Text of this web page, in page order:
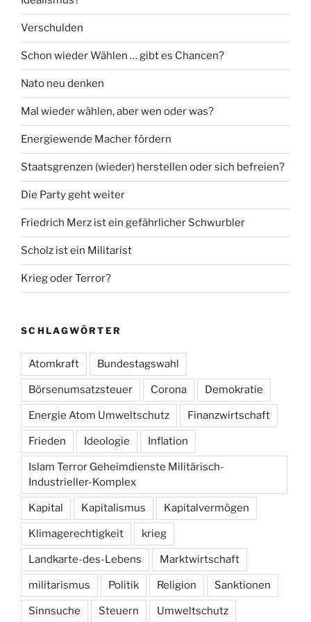
Verschulden
Schon wieder Wählen … gibt es Chancen?
Nato neu denken
Mal wieder wählen, aber wen oder was?
Energiewende Macher fördern
Staatsgrenzen (wieder) herstellen oder sich befreien?
Die Party geht weiter
Friedrich Merz ist ein gefährlicher Schwurbler
Scholz ist ein Militarist
Krieg oder Terror?
SCHLAGWÖRTER
Atomkraft Bundestagswahl
Börsenumsatzsteuer Corona Demokratie
Energie Atom Umweltschutz Finanzwirtschaft
Frieden Ideologie Inflation
Islam Terror Geheimdienste Militärisch-
Industrieller-Komplex
Kapital Kapitalismus Kapitalvermögen
Klimagerechtigkeit krieg
Landkarte-des-Lebens Marktwirtschaft
militarismus Politik Religion Sanktionen
Sinnsuche Steuern Umweltschutz